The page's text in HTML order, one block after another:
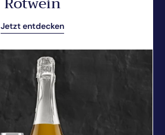
Jetzt entdecken